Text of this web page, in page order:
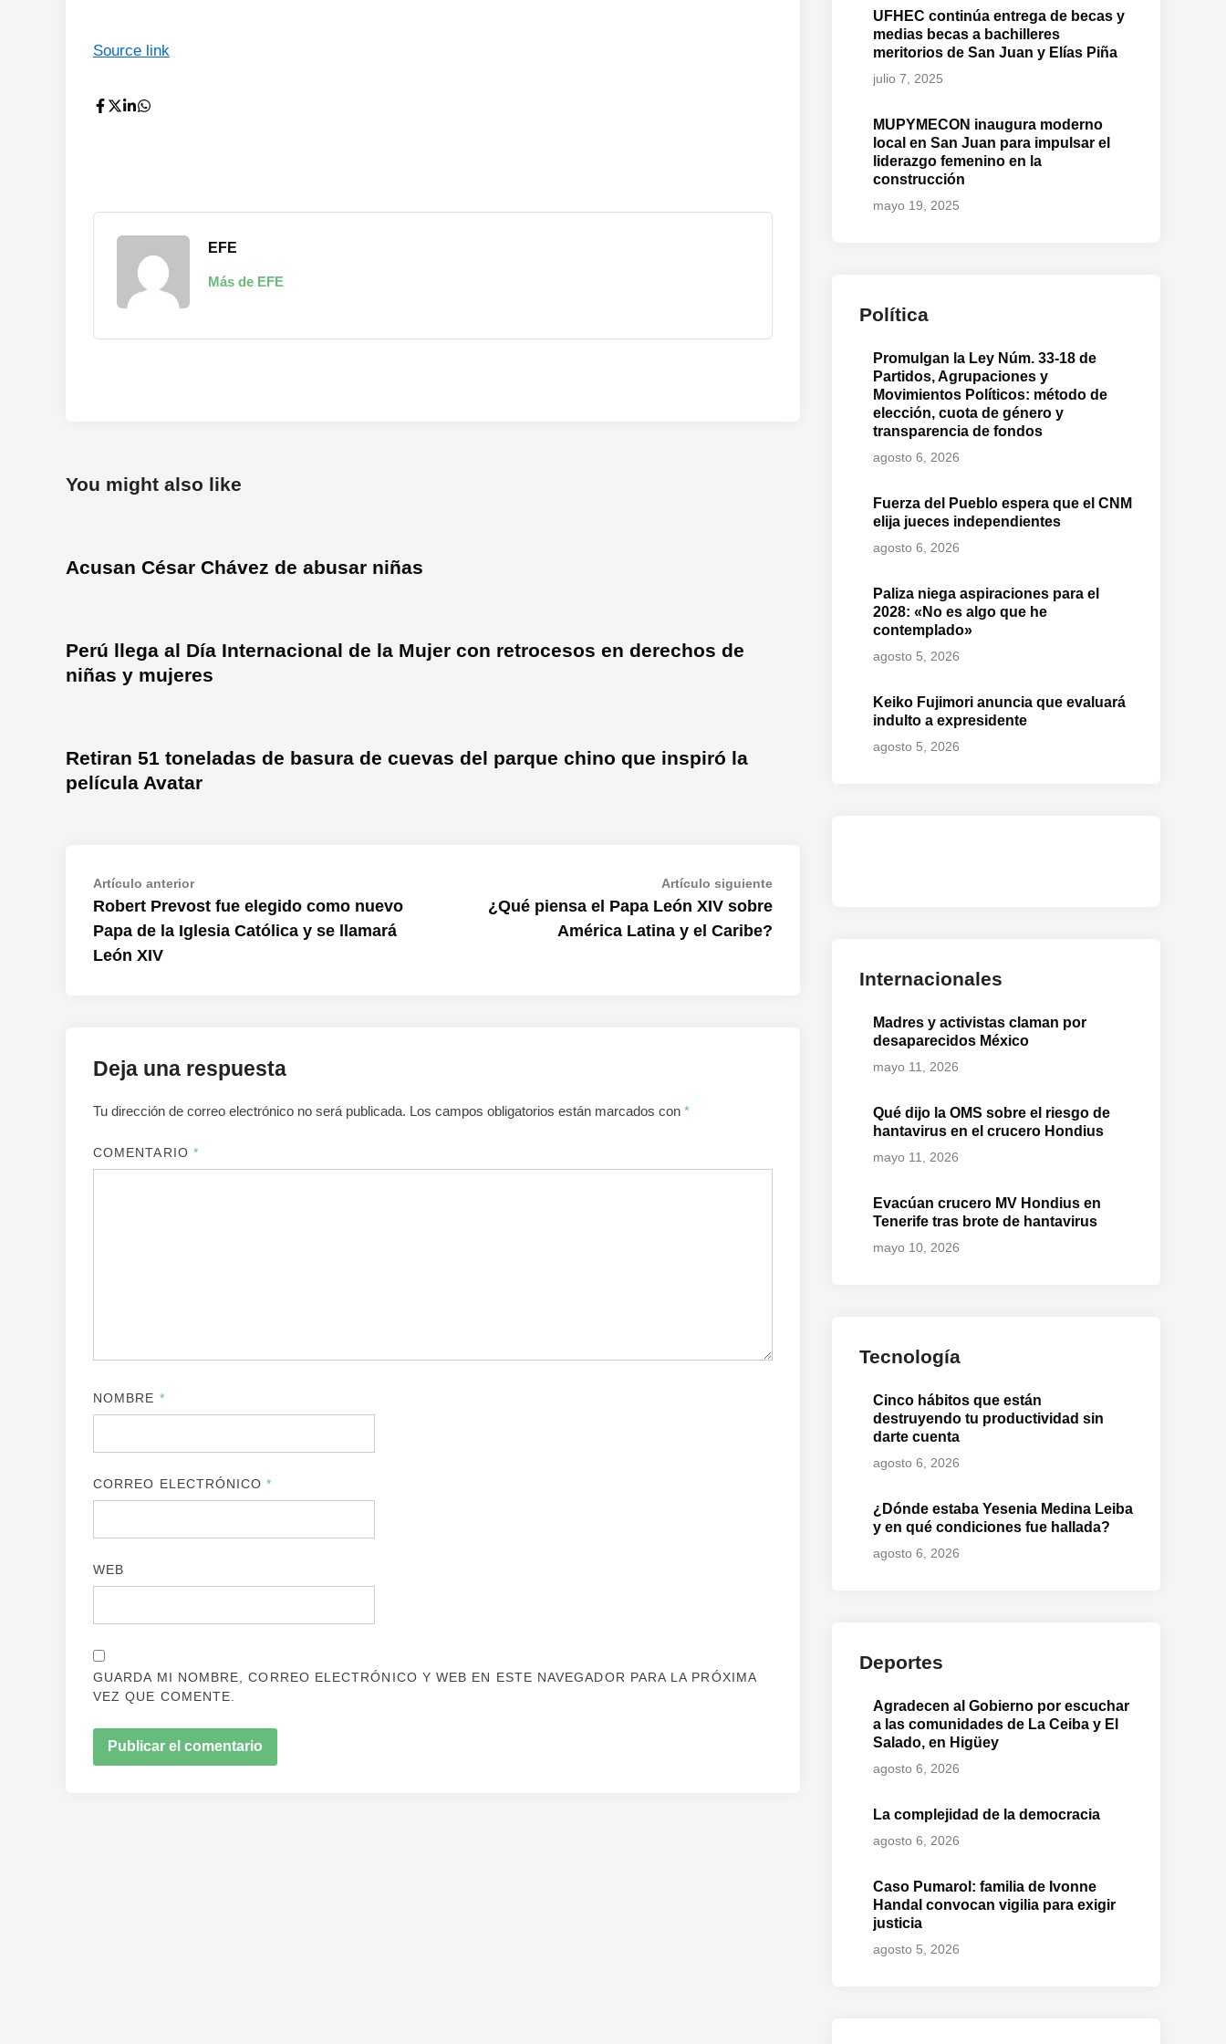
Source link
EFE
Más de EFE
You might also like
Acusan César Chávez de abusar niñas
Perú llega al Día Internacional de la Mujer con retrocesos en derechos de
niñas y mujeres
Retiran 51 toneladas de basura de cuevas del parque chino que inspiró la
película Avatar
Navegación
de
entradas
Artículo anteriorArtículo
anterior:
Robert Prevost fue elegido como nuevo
Papa de la Iglesia Católica y se llamará
León XIV
Artículo siguienteArtículo
siguiente:
¿Qué piensa el Papa León XIV sobre
América Latina y el Caribe?
Deja una respuesta
Tu dirección de correo electrónico no será publicada. Los campos obligatorios están marcados con *
COMENTARIO *
NOMBRE *
CORREO ELECTRÓNICO*
WEB
GUARDA MI NOMBRE, CORREO ELECTRÓNICO Y WEB EN ESTE NAVEGADOR PARA LA PRÓXIMA
VEZ QUE COMENTE.
UFHEC continúa entrega de becas y
medias becas a bachilleres
meritorios de San Juan y Elías Piña
julio 7, 2025
MUPYMECON inaugura moderno
local en San Juan para impulsar el
liderazgo femenino en la
construcción
mayo 19, 2025
Política
Promulgan la Ley Núm. 33-18 de
Partidos, Agrupaciones y
Movimientos Políticos: método de
elección, cuota de género y
transparencia de fondos
agosto 6, 2026
Fuerza del Pueblo espera que el CNM
elija jueces independientes
agosto 6, 2026
Paliza niega aspiraciones para el
2028: «No es algo que he
contemplado»
agosto 5, 2026
Keiko Fujimori anuncia que evaluará
indulto a expresidente
agosto 5, 2026
Internacionales
Madres y activistas claman por
desaparecidos México
mayo 11, 2026
Qué dijo la OMS sobre el riesgo de
hantavirus en el crucero Hondius
mayo 11, 2026
Evacúan crucero MV Hondius en
Tenerife tras brote de hantavirus
mayo 10, 2026
Tecnología
Cinco hábitos que están
destruyendo tu productividad sin
darte cuenta
agosto 6, 2026
¿Dónde estaba Yesenia Medina Leiba
y en qué condiciones fue hallada?
agosto 6, 2026
Deportes
Agradecen al Gobierno por escuchar
a las comunidades de La Ceiba y El
Salado, en Higüey
agosto 6, 2026
La complejidad de la democracia
agosto 6, 2026
Caso Pumarol: familia de Ivonne
Handal convocan vigilia para exigir
justicia
agosto 5, 2026